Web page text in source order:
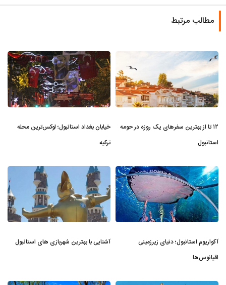
مطالب مرتبط
۱۲ تا از بهترین سفرهای یک روزه در حومه
استانبول
خیابان بغداد استانبول؛ لوکس‌ترین محله
ترکیه
آکواریوم استانبول؛ دنیای زیرزمینی
اقیانوس‌ها
آشنایی با بهترین شهربازی های استانبول